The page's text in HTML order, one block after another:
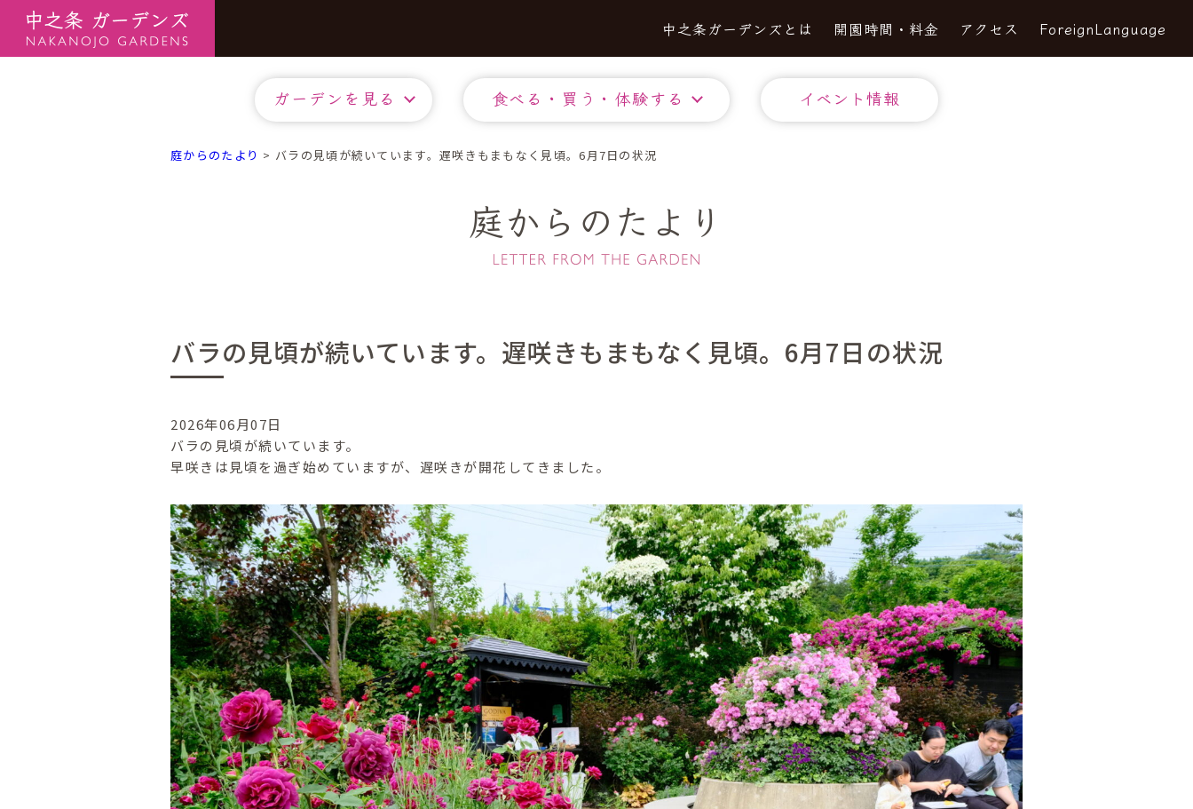
中之条ガーデンズとは 開園時間・料金 アクセス ForeignLanguage
ガーデンを見る 食べる・買う・体験する イベント情報
庭からのたより > バラの見頃が続いています。遅咲きもまもなく見頃。6月7日の状況
庭からのたより
バラの見頃が続いています。遅咲きもまもなく見頃。6月7日の状況
2026年06月07日
バラの見頃が続いています。
早咲きは見頃を過ぎ始めていますが、遅咲きが開花してきました。